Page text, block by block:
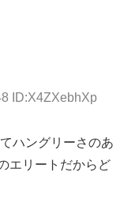
ID:X4ZXebhXp
ハングリーさのあ
エリートだからど